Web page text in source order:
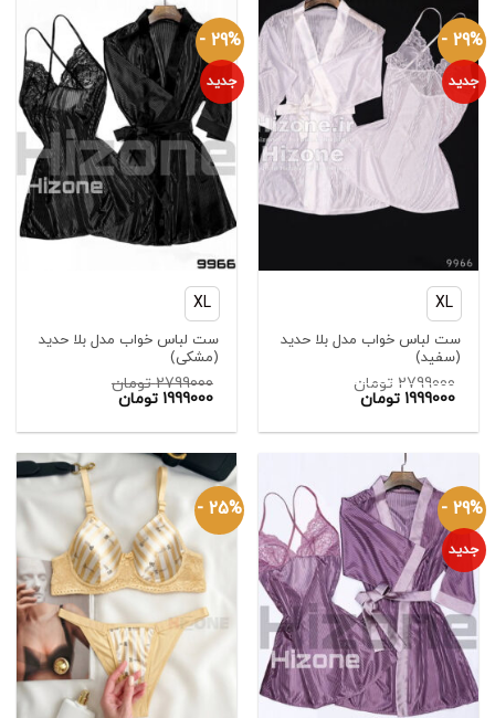
29% -
جدید
XL
ست لباس خواب مدل بلا حدید
(سفید)
2799000 تومان
قیمت
2799000 تومان
1999000 تومانقیمت
1999000 تومان.
29% -
جدید
XL
ست لباس خواب مدل بلا حدید
(مشکی)
2799000 تومان
قیمت
2799000 تومان
1999000 تومان
فعلی:
29% -
جدید
25% -